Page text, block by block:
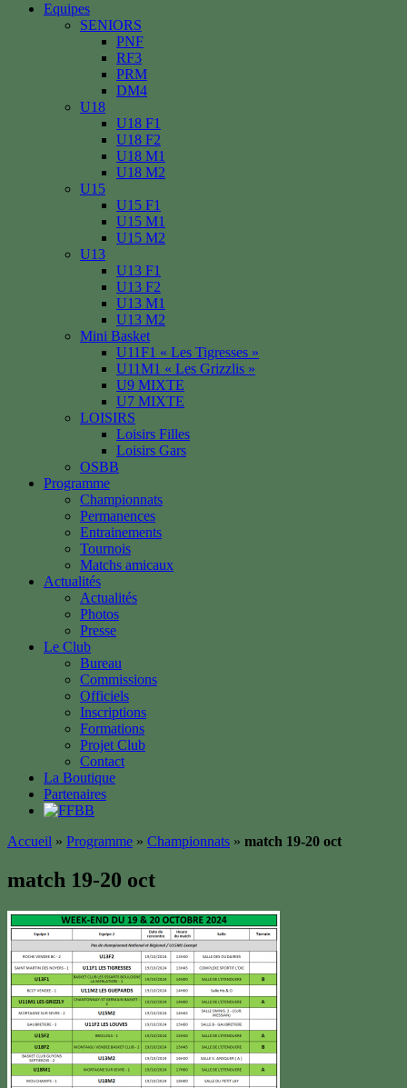
Equipes
SENIORS
PNF
RF3
PRM
DM4
U18
U18 F1
U18 F2
U18 M1
U18 M2
U15
U15 F1
U15 M1
U15 M2
U13
U13 F1
U13 F2
U13 M1
U13 M2
Mini Basket
U11F1 « Les Tigresses »
U11M1 « Les Grizzlis »
U9 MIXTE
U7 MIXTE
LOISIRS
Loisirs Filles
Loisirs Gars
OSBB
Programme
Championnats
Permanences
Entrainements
Tournois
Matchs amicaux
Actualités
Actualités
Photos
Presse
Le Club
Bureau
Commissions
Officiels
Inscriptions
Formations
Projet Club
Contact
La Boutique
Partenaires
Accueil » Programme » Championnats » match 19-20 oct
match 19-20 oct